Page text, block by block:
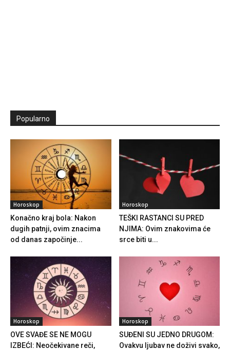
Popularno
Horoskop
Konačno kraj bola: Nakon
dugih patnji, ovim znacima
od danas započinje...
Horoskop
TEŠKI RASTANCI SU PRED
NJIMA: Ovim znakovima će
srce biti u...
Horoskop
OVE SVAĐE SE NE MOGU
IZBEĆI: Neočekivane reči,
Horoskop
SUĐENI SU JEDNO DRUGOM:
Ovakvu ljubav ne doživi svako,